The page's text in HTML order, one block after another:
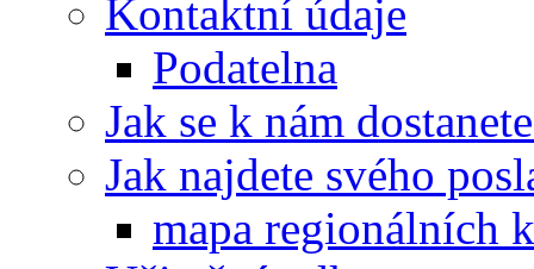
Kontaktní údaje
Podatelna
Jak se k nám
Jak najdete svého
mapa regionálních